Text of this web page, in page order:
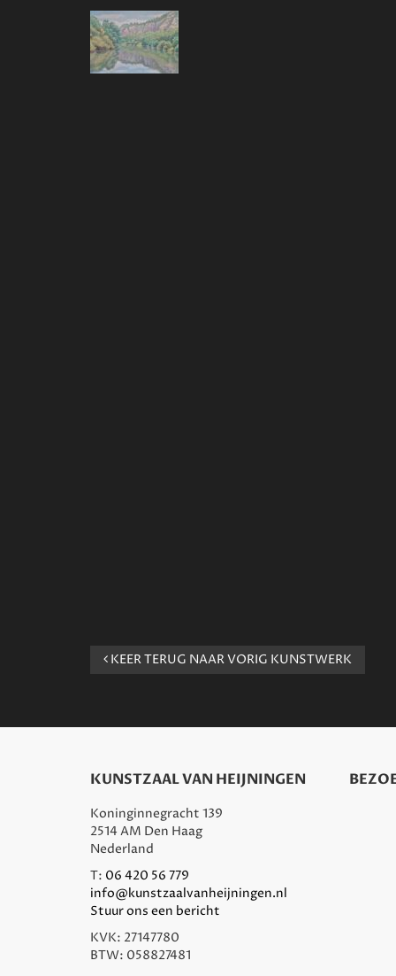
KEER TERUG NAAR VORIG KUNSTWERK
KUNSTZAAL VAN HEIJNINGEN
Koninginnegracht 139
2514 AM Den Haag
Nederland
T: 06 420 56 779
info@kunstzaalvanheijningen.nl
Stuur ons een bericht
KVK: 27147780
BTW: 058827481